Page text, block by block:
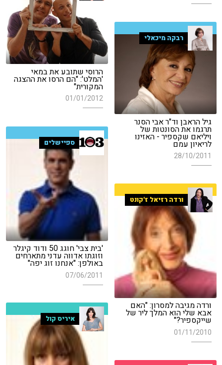
הרוסי שתובע את במאי
'המלט': "הם הרסו את ההצגה
המקורית"
01/01/2012
רבקה מיכאלי
גיל הראבן וד"ר אבי הסנר
תרגמו את הסונטות של
ויליאם שקספיר - האזינו
לריאיון עמם
28/10/2011
ספיישלים
'בית צבי' חוגג 50 ודוד קיגלר
וזוגתו אדווה עדני מתארחים
באולפן: "אנחנו זוג יפה"
07/06/2011
ורדה רזיאל ז'קונט
ורדה מגיבה למסרון: "האם
אבא שלי הוא המלך ליר של
שייקספיר?"
01/11/2010
איריס קול